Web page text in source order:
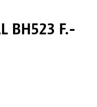
BH523 F.-